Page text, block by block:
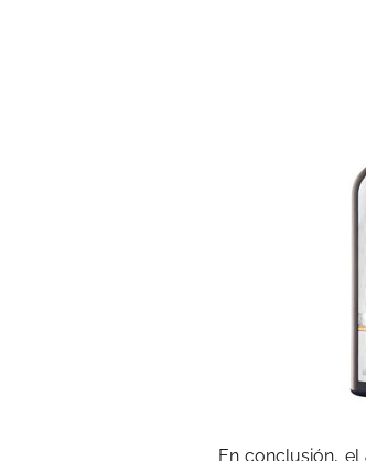
En conclusión, el